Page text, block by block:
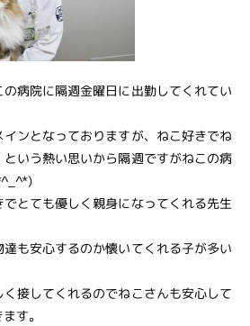
病院に隔週金曜日に出勤してくれてい
ンとなっておりますが、ねこ好きでね
いう熱い思いから隔週ですがねこの病
とても優しく親身になってくれる先生
も安心するのか懐いてくれる子が多い
接してくれるのでねこさんも安心して
す。